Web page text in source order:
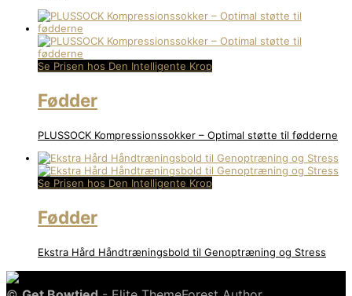
Se Prisen hos Den Intelligente Krop
Fødder
PLUSSOCK Kompressionssokker – Optimal støtte til fødderne
Se Prisen hos Den Intelligente Krop
Fødder
Ekstra Hård Håndtræningsbold til Genoptræning og Stress